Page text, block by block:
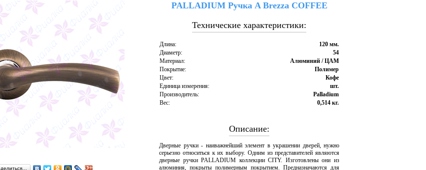
PALLADIUM Ручка A Brezza COFFEE
Технические характеристики:
Длина:
120 мм.
Диаметр:
54
Материал:
Алюминий / ЦАМ
Покрытие:
Полимер
Цвет:
Кофе
Единица измерения:
шт.
Производитель:
Palladium
Вес:
0,514 кг.
Описание:
Дверные ручки - наиважнейший элемент в украшении дверей, нужно
серьезно относиться к их выбору. Одним из представителей являются
дверные ручки PALLADIUM коллекции CITY. Изготовлены они из
алюминия, покрыты полимерным покрытием. Предназначаются для